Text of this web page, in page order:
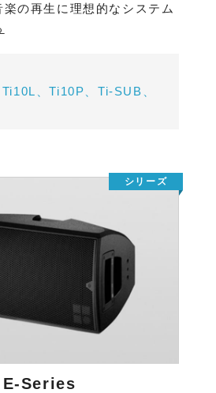
の再生に理想的なシステム
、Ti10P、Ti-SUB、
E-Series